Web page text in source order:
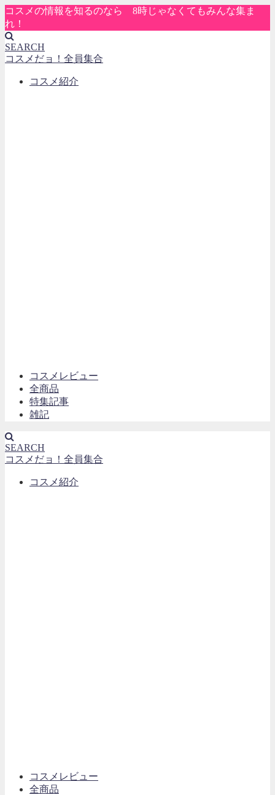
コスメの情報を知るのなら 8時じゃなくてもみんな集ま
れ！
SEARCH
コスメだョ！全員集合
コスメ紹介
コスメレビュー
全商品
特集記事
雑記
SEARCH
コスメだョ！全員集合
コスメ紹介
コスメレビュー
全商品